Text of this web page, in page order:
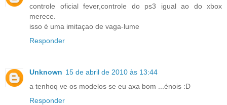
controle oficial fever,controle do ps3 igual ao do xbox
merece.
isso é uma imitaçao de vaga-lume
Responder
Unknown 15 de abril de 2010 às 13:44
a tenhoq ve os modelos se eu axa bom ...énois :D
Responder